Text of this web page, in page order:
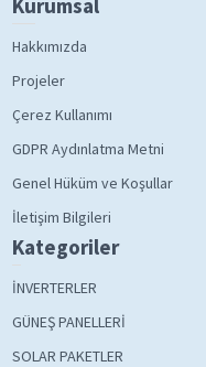
Kurumsal
Hakkımızda
Projeler
Çerez Kullanımı
GDPR Aydınlatma Metni
Genel Hüküm ve Koşullar
İletişim Bilgileri
Kategoriler
İNVERTERLER
GÜNEŞ PANELLERİ
SOLAR PAKETLER